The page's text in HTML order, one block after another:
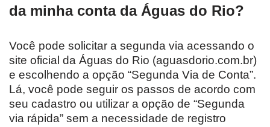
da minha conta da Águas do Rio?
Você pode solicitar a segunda via acessando o
site oficial da Águas do Rio (aguasdorio.com.br)
e escolhendo a opção “Segunda Via de Conta”.
Lá, você pode seguir os passos de acordo com
seu cadastro ou utilizar a opção de “Segunda
via rápida” sem a necessidade de registro